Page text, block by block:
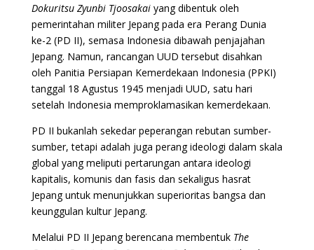
Dokuritsu Zyunbi Tjoosakaiyang dibentuk oleh
pemerintahan militer Jepang pada era Perang Dunia
ke-2 (PD II), semasa Indonesia dibawah penjajahan
Jepang. Namun, rancangan UUD tersebut disahkan
oleh Panitia Persiapan Kemerdekaan Indonesia (PPKI)
tanggal 18 Agustus 1945 menjadi UUD, satu hari
setelah Indonesia memproklamasikan kemerdekaan.
PD II bukanlah sekedar peperangan rebutan sumber-
sumber, tetapi adalah juga perang ideologi dalam skala
global yang meliputi pertarungan antara ideologi
kapitalis, komunis dan fasis dan sekaligus hasrat
Jepang untuk menunjukkan superioritas bangsa dan
keunggulan kultur Jepang.
Melalui PD II Jepang berencana membentuk The